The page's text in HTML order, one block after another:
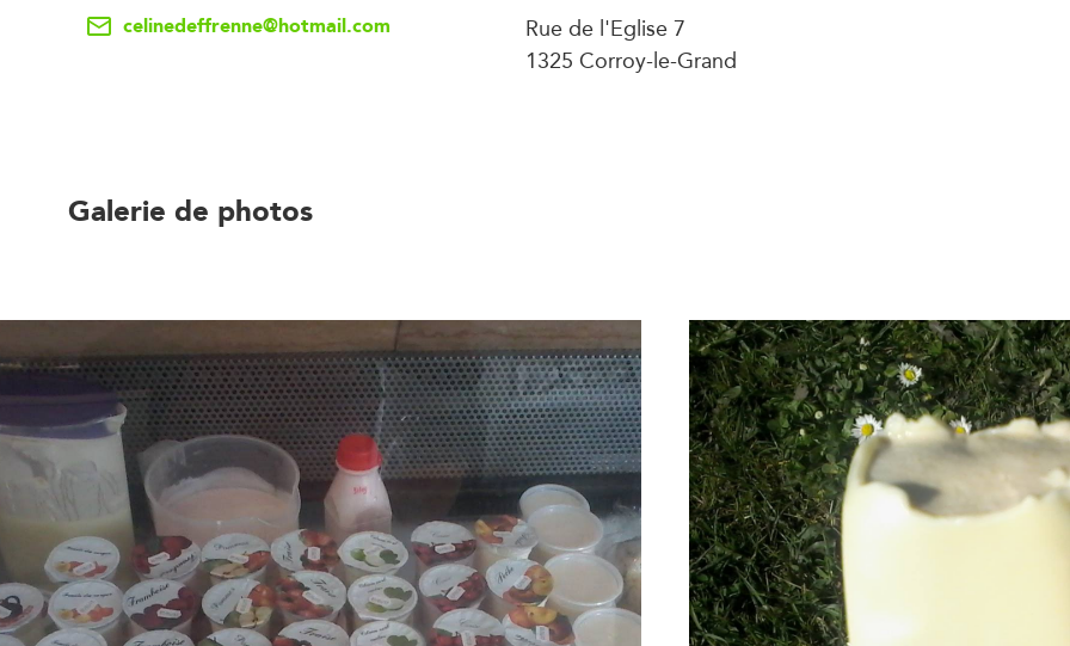
celinedeffrenne@hotmail.com
Rue de l'Eglise 7
1325 Corroy-le-Grand
Galerie de photos